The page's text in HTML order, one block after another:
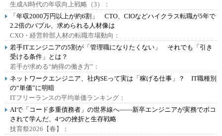
生成AI時代の年収向上戦略（3）：
「年収2000万円以上が約6割」 CTO、CIOなどハイクラス転職が5年で
2.2倍のバブル、求められる人材像は
CXO・経営幹部人材の転職市場動向：
若手ITエンジニアの5割が「管理職になりたくない」 それでも「引き
受ける条件」とは？
若手が求める“納得の働き方”：
ネットワークエンジニア、社内SEって実は「稼げる仕事」？ IT職種別
の“単価”に明暗
ITフリーランスの平均単価ランキング：
AIで「コード多重債務者」の世界線へ――新卒エンジニアが実務でボコ
されて学んだ、4つの挫折と生存戦略
技育祭2026【春】：